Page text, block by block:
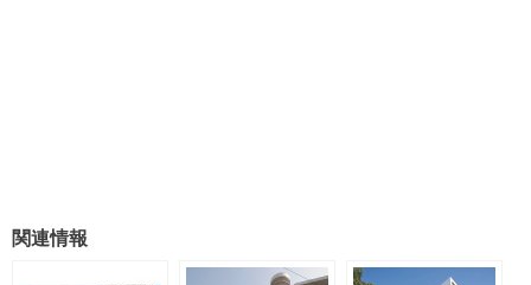
関連情報